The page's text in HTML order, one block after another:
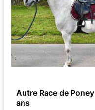
Autre Race de
ans